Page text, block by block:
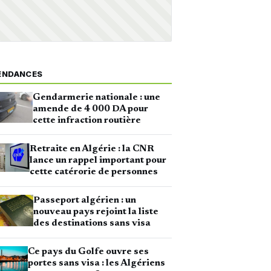
Gendarmerie nationale : une
amende de 4 000 DA pour
cette infraction routière
Retraite en Algérie : la CNR
lance un rappel important pour
cette catérorie de personnes
Passeport algérien : un
nouveau pays rejoint la liste
des destinations sans visa
Ce pays du Golfe ouvre ses
portes sans visa : les Algériens